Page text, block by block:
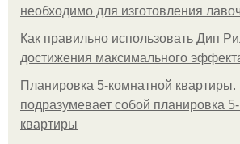
необходимо для изготовления
Как правильно использовать Дип
достижения максимального
Планировка 5-комнатной квартиры.
подразумевает собой планировка
квартиры